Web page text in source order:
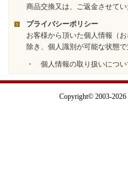
商品交換又は、ご返金させて
プライバシーポリシー
お客様から頂いた個人情報（
除き、個人識別が可能な状態
・ 個人情報の取り扱いについ
Copyright© 2003-2026